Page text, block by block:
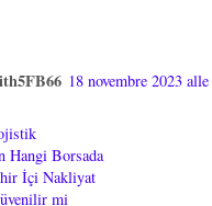
18 novembre 2023
Hangi Borsada
İçi Nakliyat
mi